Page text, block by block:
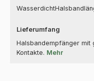
Lieferumfang
Halsbandempfänger mit
Kontakte. Mehr